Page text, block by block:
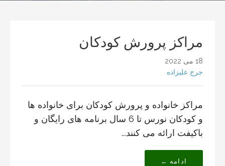
مراکز پرورش کودکان
18 می 2022
جرج علیزاده
مراکز خانواده و پرورش کودکان برای خانواده ها
و کودکان نورس تا 6 سال برنامه های رایگان و
باکیفت ارائه می کنند...
ادامه ←